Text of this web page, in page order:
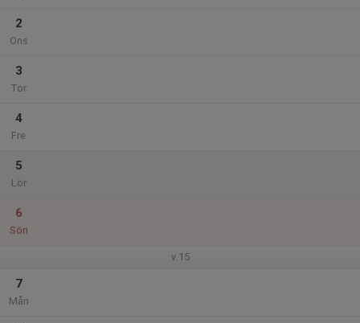
2
Ons
3
Tor
4
Fre
5
Lör
6
Sön
v.15
7
Mån